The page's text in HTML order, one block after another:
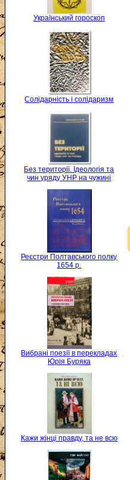
Український гороскоп
Солідарність і солідаризм
Без території. Ідеологія та
чин уряду УНР на чужині
Реєстри Полтавського полку
1654 р.
Вибрані поезії в перекладах
Юрія Буряка
Кажи жінці правду, та не всю